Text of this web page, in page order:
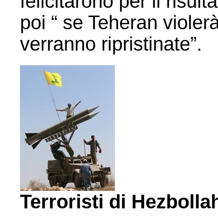
poi “ se Teheran
verranno ripristinate”.
Terroristi di